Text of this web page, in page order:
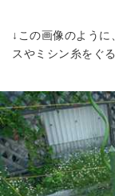
↓この画像のよう
スやミシン糸をぐ